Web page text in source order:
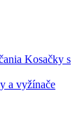
Kosačky s
a vyžínače